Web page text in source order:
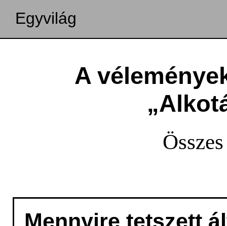
Egyvilág
A
Mennyire tetszett